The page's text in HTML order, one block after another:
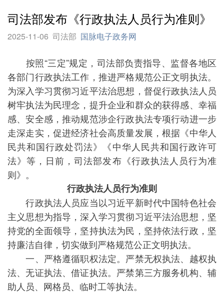
司法部发布《行政执法人员行为准则》
2025-11-06 司法部 国脉电子政务网
按照“三定”规定，司法部负责指导、监督各地区
各部门行政执法工作，推进严格规范公正文明执法。
为深入学习贯彻习近平法治思想，督促行政执法人员
树牢执法为民理念，提升企业和群众的获得感、幸福
感、安全感，推动规范涉企行政执法专项行动进一步
走深走实，促进经济社会高质量发展，根据《中华人
民共和国行政处罚法》《中华人民共和国行政许可
法》等，日前，司法部发布《行政执法人员行为准
则》。
行政执法人员行为准则
行政执法人员应当以习近平新时代中国特色社会
主义思想为指导，深入学习贯彻习近平法治思想，坚
持党的全面领导，坚持执法为民，坚持依法行政，坚
持廉洁自律，切实做到严格规范公正文明执法。
一、严格遵循职权法定。严禁无权执法、越权执
法、无证执法、借证执法。严禁第三方服务机构、辅
助人员、网格员、临时工等执法。